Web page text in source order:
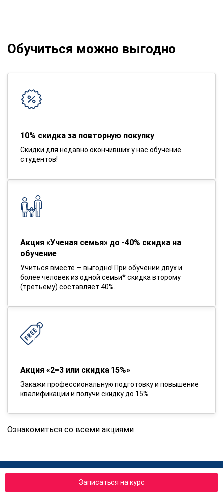
Записаться на курс
Обучиться можно выгодно
10% скидка за повторную покупку
Скидки для недавно окончивших у нас обучение
студентов!
Акция «Ученая семья» до -40% скидка на
обучение
Учиться вместе — выгодно! При обучении двух и
более человек из одной семьи* скидка второму
(третьему) составляет 40%.
Акция «2=3 или скидка 15%»
Закажи профессиональную подготовку и повышение
квалификации и получи скидку до 15%
Ознакомиться со всеми акциями